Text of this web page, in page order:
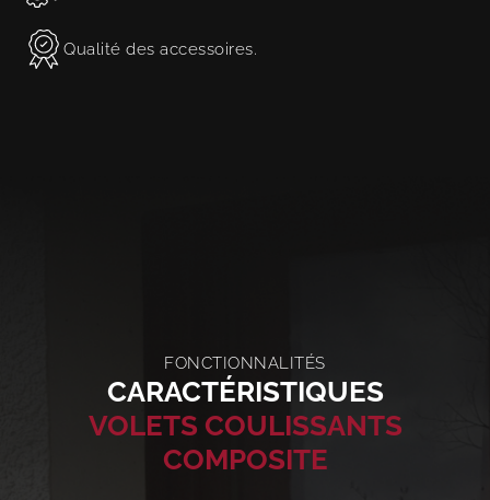
Qualité des accessoires.
FONCTIONNALITÉS
CARACTÉRISTIQUES
VOLETS COULISSANTS
COMPOSITE